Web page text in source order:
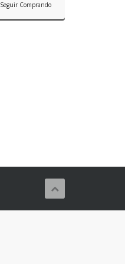
Seguir Comprando